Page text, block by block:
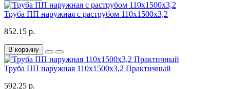
Труба ПП наружная с раструбом 110х1500х3,2
852.15 р.
В корзину
Труба ПП наружная 110х1500х3,2 Практичный
592.25 р.